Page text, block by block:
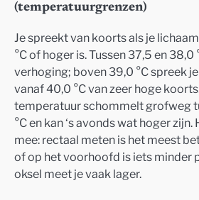
(temperatuurgrenzen)
Je spreekt van koorts als je
°C of hoger is. Tussen 37,5 en 38,0
verhoging; boven 39,0 °C spreek
vanaf 40,0 °C van zeer hoge
temperatuur schommelt grofweg
°C en kan ‘s avonds wat hoger
mee: rectaal meten is het meest
of op het voorhoofd is iets minder
oksel meet je vaak lager.